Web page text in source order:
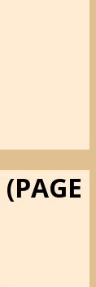
(PAGE